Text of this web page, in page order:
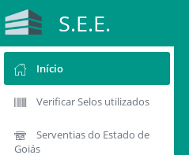
S.E.E.
Início
Verificar Selos utilizados
Serventias do Estado de
Goiás